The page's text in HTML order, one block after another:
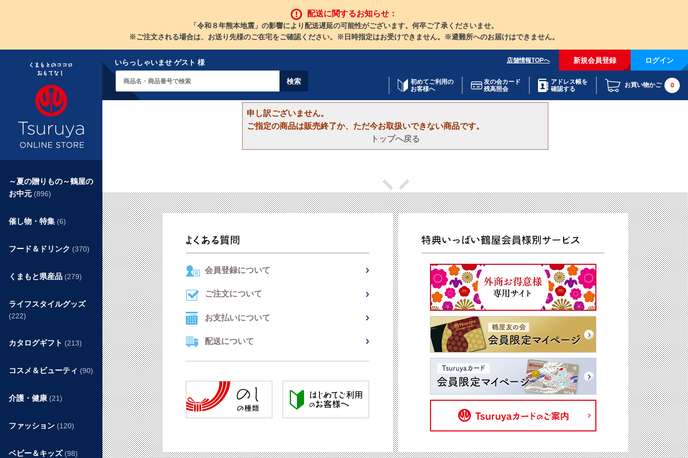
配送に関するお知らせ：
「令和８年熊本地震」の影響により配送遅延の可能性がございます。何卒ご了承くださいませ。
※ご注文される場合は、お送り先様のご在宅をご確認ください。※日時指定はお受けできません。※避難所へのお届けはできません。
いらっしゃいませ ゲスト 様 店舗情報TOPへ 新規会員登録 ログイン
初めてご利用の
お客様へ
友の会カード
残高照会
アドレス帳を
確認する
お買い物かご 0
申し訳ございません。
ご指定の商品は販売終了か、ただ今お取扱いできない商品です。
トップへ戻る
～夏の贈りもの～鶴屋の
お中元 (896)
催し物・特集 (6)
フード＆ドリンク (370)
くまもと県産品 (279)
ライフスタイルグッズ
(222)
カタログギフト (213)
コスメ＆ビューティ (90)
介護・健康 (21)
ファッション (120)
ベビー＆キッズ (98)
会員登録について
ご注文について
お支払いについて
配送について